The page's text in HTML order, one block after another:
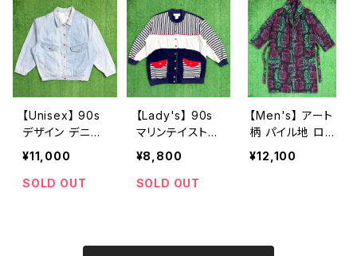
2
ズ ドリズラー 16
89
ンズ 1675
【Unisex】 90s
デザイン デニム
ジャケット / アメ
リカ製 USA製 9
0年代 古着 デニ
¥11,000
SOLD OUT
【Lady's】 90s
マリンテイスト
ライト ジャケット
/ 90年代 古着
レディース 1661
¥8,800
SOLD OUT
【Men's】 アート
柄 パイル地 ロ
ング丈 ガウン /
メンズ 古着 総
¥12,100